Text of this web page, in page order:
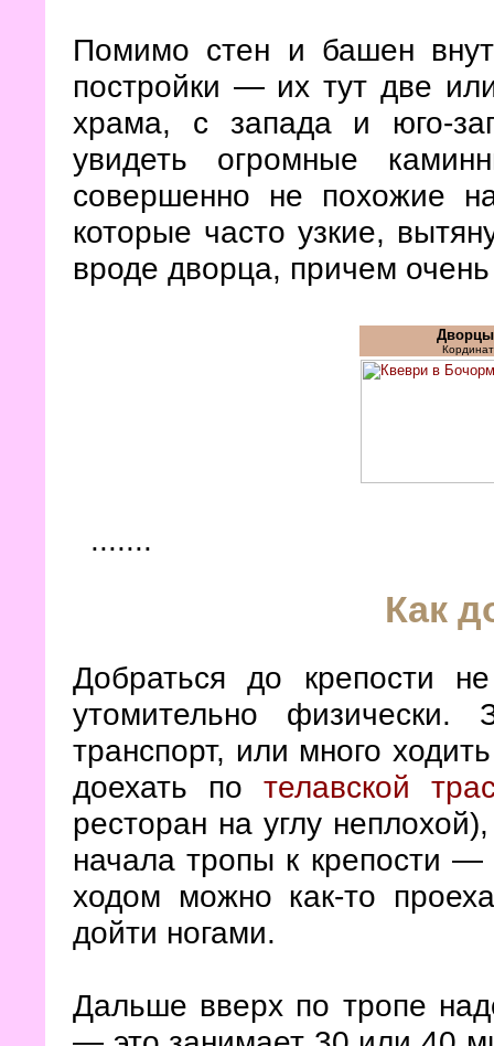
Помимо стен и башен
постройки — их тут две
храма, с запада и юго-
увидеть огромные
совершенно не похожие
которые часто узкие,
вроде дворца, причем
Дворцы
.......
Как
Добраться до крепости
утомительно физически.
транспорт, или много
доехать по телавской
ресторан на углу
начала тропы к крепости
ходом можно как-то
дойти ногами.
Дальше вверх по тропе